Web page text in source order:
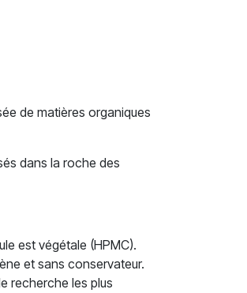
de matières organiques
dans la roche des
est végétale (HPMC).
et sans conservateur.
recherche les plus